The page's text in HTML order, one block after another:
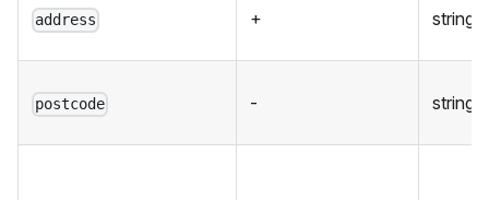
address + string
postcode - string